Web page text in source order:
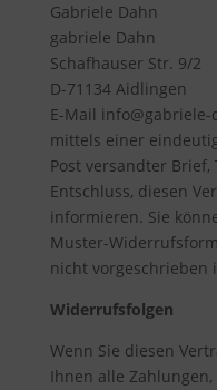
Gabriele Dahn
gabriele Dahn
Schafhauser Str. 9/2
D-71134 Aidlingen
E-Mail info@gabriele-
mittels einer
Post versandter
Entschluss, diesen
informieren. Sie
Muster-
nicht vorgeschrieben
Widerrufsfolgen
Wenn Sie diesen
Ihnen alle